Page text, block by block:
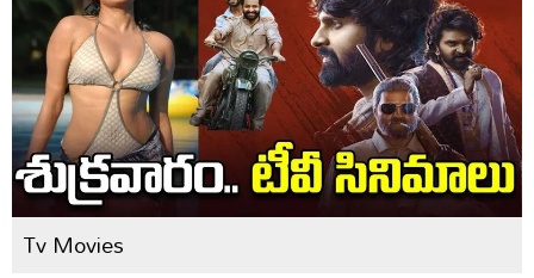
Tv Movies